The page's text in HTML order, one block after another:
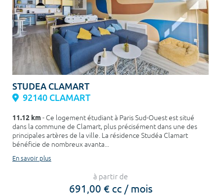
STUDEA CLAMART
92140 CLAMART
11.12 km- Ce logement étudiant à Paris Sud-Ouest est situé
dans la commune de Clamart, plus précisément dans une des
principales artères de la ville. La résidence Studéa Clamart
bénéficie de nombreux avanta...
En savoir plus
à partir de
691,00 € cc / mois